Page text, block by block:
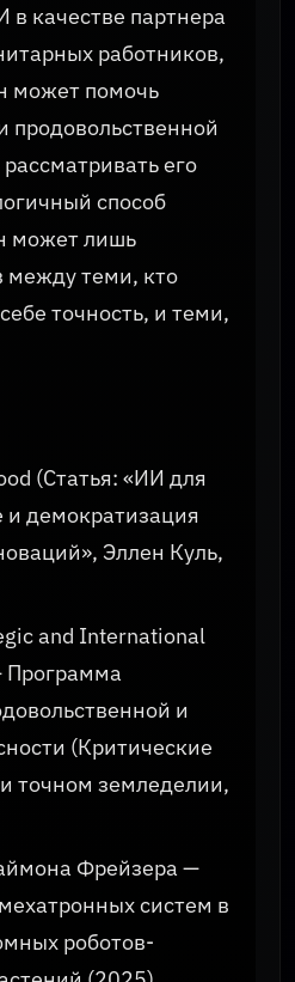
в качестве партнера
работников,
может помочь
продовольственной
его
способ
может лишь
между теми, кто
точность, и теми,
(Статья: «ИИ для
и демократизация
Эллен Куль,
and International
Программа
и
(Критические
точном земледелии,
Фрейзера —
систем в
роботов-